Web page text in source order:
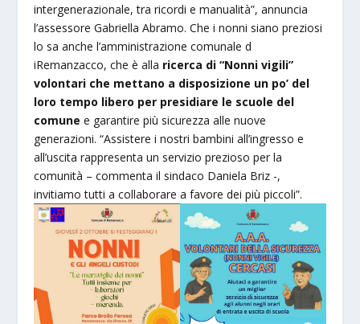
intergenerazionale, tra ricordi e manualità”, annuncia
l’assessore Gabriella Abramo. Che i nonni siano preziosi
lo sa anche l’amministrazione comunale d
iRemanzacco, che è alla ricerca di “Nonni vigili”
volontari che mettano a disposizione un po’ del
loro tempo libero per presidiare le scuole del
comune e garantire più sicurezza alle nuove
generazioni. “Assistere i nostri bambini all’ingresso e
all’uscita rappresenta un servizio prezioso per la
comunità – commenta il sindaco Daniela Briz -,
invitiamo tutti a collaborare a favore dei più piccoli”.